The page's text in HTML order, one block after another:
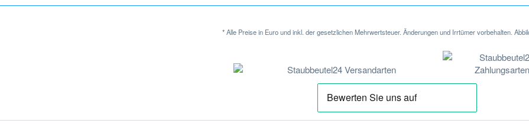
* Alle Preise in Euro und inkl. der gesetzlichen Mehrwertsteuer. Änderungen und Irrtümer vorbehalten.